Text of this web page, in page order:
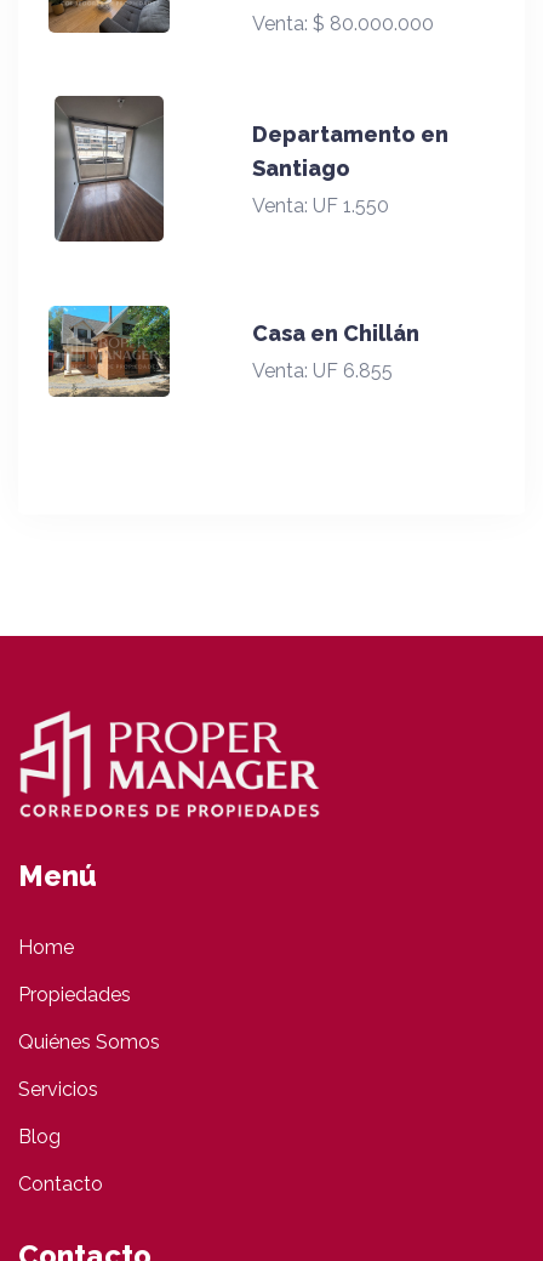
Venta:$ 80.000.000
Departamento en
Santiago
Venta: UF 1.550
Casa en Chillán
Venta: UF 6.855
Menú
Home
Propiedades
Quiénes Somos
Servicios
Blog
Contacto